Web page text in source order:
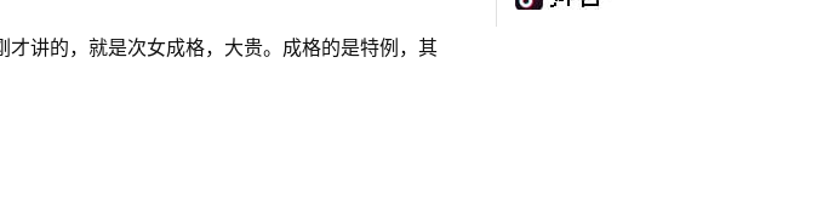
讲的，就是次女成格，大贵。成格的是特例，其